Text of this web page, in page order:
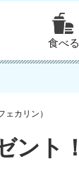
食べる
ェカリン）
ント！